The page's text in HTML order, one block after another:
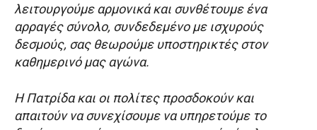
λειτουργούμε αρμονικά και συνθέτουμε ένα
αρραγές σύνολο, συνδεδεμένο με ισχυρούς
δεσμούς, σας θεωρούμε υποστηρικτές στον
καθημερινό μας αγώνα.
Η Πατρίδα και οι πολίτες προσδοκούν και
απαιτούν να συνεχίσουμε να υπηρετούμε το